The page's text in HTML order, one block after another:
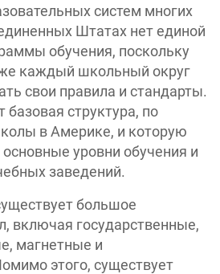
систем многих
Штатах нет единой
обучения, поскольку
каждый школьный округ
свои правила и стандарты.
базовая структура, по
в Америке, и которую
уровни обучения и
заведений.
большое
включая государственные,
магнетные и
этого, существует